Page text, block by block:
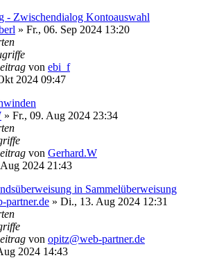
- Zwischendialog Kontoauswahl
» Fr., 06. Sep 2024 13:20
von ebi_f
2024 09:47
» Fr., 09. Aug 2024 23:34
von Gerhard.W
2024 21:43
in Sammelüberweisung
partner.de » Di., 13. Aug 2024 12:31
von opitz@web-partner.de
2024 14:43